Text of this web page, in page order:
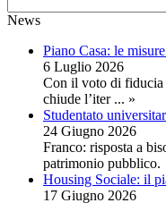
News
Piano Casa: le
6 Luglio 2026
Con il voto di fiducia
chiude l’iter ... »
Studentato
24 Giugno 2026
Franco: risposta a
patrimonio pubblico.
Housing Sociale: il
17 Giugno 2026